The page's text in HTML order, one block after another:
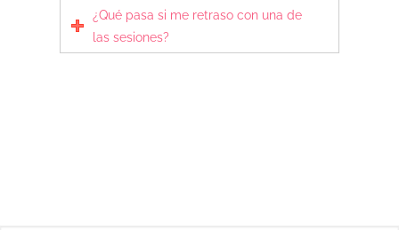
¿Qué pasa si me retraso con una de
las sesiones?